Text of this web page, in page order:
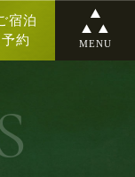
宿泊
予約
MENU